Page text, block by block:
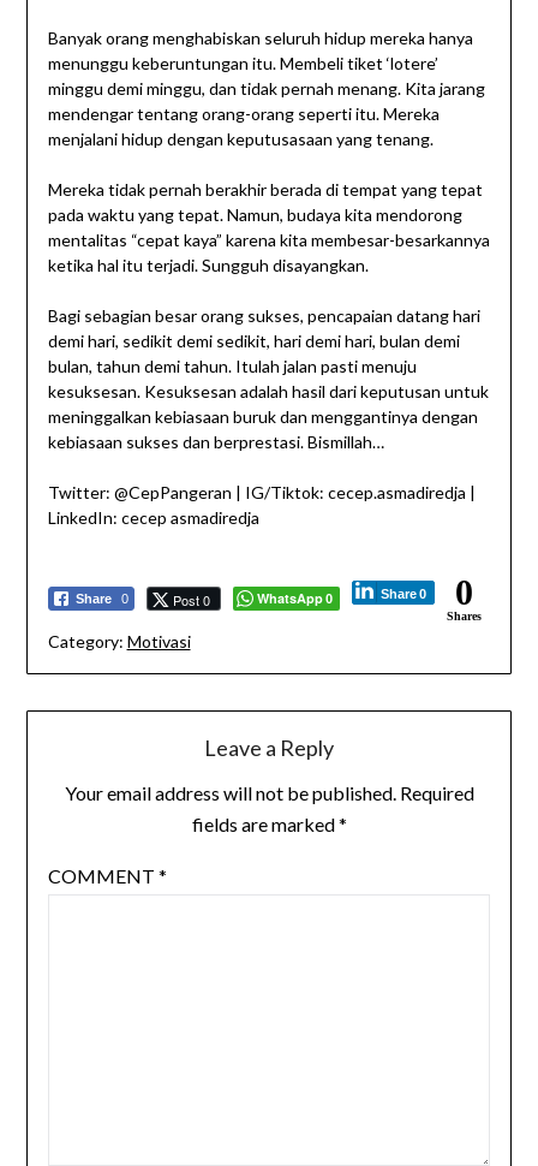
Banyak orang menghabiskan seluruh hidup mereka hanya
menunggu keberuntungan itu. Membeli tiket ‘lotere’
minggu demi minggu, dan tidak pernah menang. Kita jarang
mendengar tentang orang-orang seperti itu. Mereka
menjalani hidup dengan keputusasaan yang tenang.
Mereka tidak pernah berakhir berada di tempat yang tepat
pada waktu yang tepat. Namun, budaya kita mendorong
mentalitas “cepat kaya” karena kita membesar-besarkannya
ketika hal itu terjadi. Sungguh disayangkan.
Bagi sebagian besar orang sukses, pencapaian datang hari
demi hari, sedikit demi sedikit, hari demi hari, bulan demi
bulan, tahun demi tahun. Itulah jalan pasti menuju
kesuksesan. Kesuksesan adalah hasil dari keputusan untuk
meninggalkan kebiasaan buruk dan menggantinya dengan
kebiasaan sukses dan berprestasi. Bismillah…
Twitter: @CepPangeran | IG/Tiktok: cecep.asmadiredja |
LinkedIn: cecep asmadiredja
Share 0 Post 0 WhatsApp 0 Share 0 0
Shares
Category: Motivasi
Leave a Reply
Your email address will not be published. Required
fields are marked*
COMMENT *